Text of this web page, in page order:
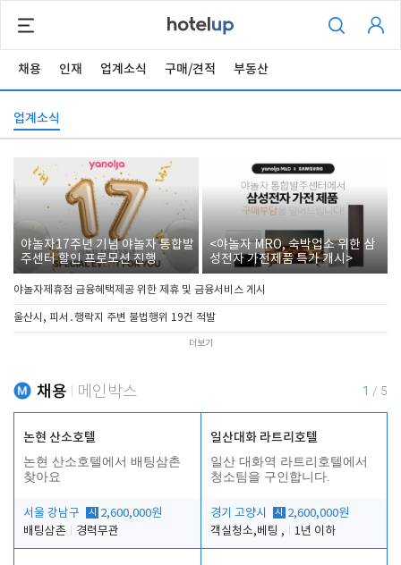
채용 인재 업계소식 구매/견적 부동산
업계소식
야놀자17주년 기념 야놀자 통합발
주센터 할인 프로모션 진행
<야놀자 MRO, 숙박업소 위한 삼
성전자 가전제품 특가 개시>
야놀자제휴점 금융혜택제공 위한 제휴 및 금융서비스 게시
울산시, 피서․행락지 주변 불법행위 19건 적발
더보기
채용 메인박스 1 / 5
논현 산소호텔
논현 산소호텔에서 배팅삼촌
찾아요
서울 강남구 시
2,600,000원
배팅삼촌
경력무관
일산대화 라트리호텔
일산 대화역 라트리호텔에서
청소팀을 구인합니다.
경기 고양시 시
2,600,000원
객실청소,베팅 ,
1년 이하